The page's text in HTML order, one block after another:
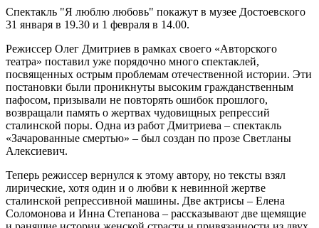
Спектакль "Я люблю любовь" покажут в музее Достоевского
31 января в 19.30 и 1 февраля в 14.00.
Режиссер Олег Дмитриев в рамках своего «Авторского
театра» поставил уже порядочно много спектаклей,
посвященных острым проблемам отечественной истории. Эти
постановки были проникнуты высоким гражданственным
пафосом, призывали не повторять ошибок прошлого,
возвращали память о жертвах чудовищных репрессий
сталинской поры. Одна из работ Дмитриева – спектакль
«Зачарованные смертью» – был создан по прозе Светланы
Алексиевич.
Теперь режиссер вернулся к этому автору, но тексты взял
лирические, хотя один и о любви к невинной жертве
сталинской репрессивной машины. Две актрисы – Елена
Соломонова и Инна Степанова – рассказывают две щемящие